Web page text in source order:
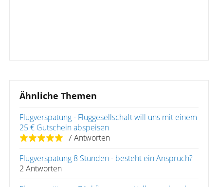
Ähnliche Themen
Flugverspätung - Fluggesellschaft will uns mit einem
25 € Gutschein abspeisen
7 Antworten
Flugverspätung 8 Stunden - besteht ein Anspruch?
2 Antworten